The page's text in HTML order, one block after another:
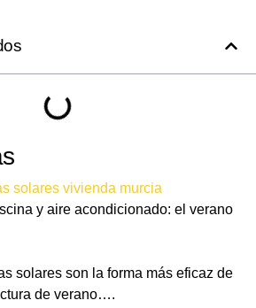
y aire acondicionado: el verano
solares son la forma más eficaz de
de verano….